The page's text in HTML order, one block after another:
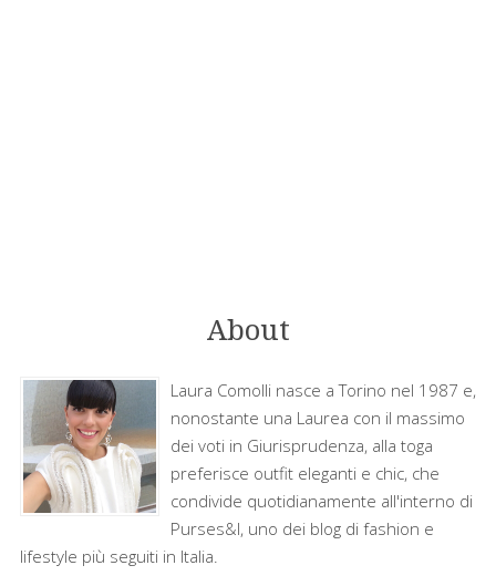
About
Laura Comolli nasce a Torino nel 1987 e,
nonostante una Laurea con il massimo
dei voti in Giurisprudenza, alla toga
preferisce outfit eleganti e chic, che
condivide quotidianamente all'interno di
Purses&I, uno dei blog di fashion e
lifestyle più seguiti in Italia.